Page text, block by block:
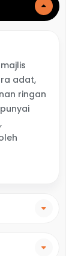
adat,
ringan